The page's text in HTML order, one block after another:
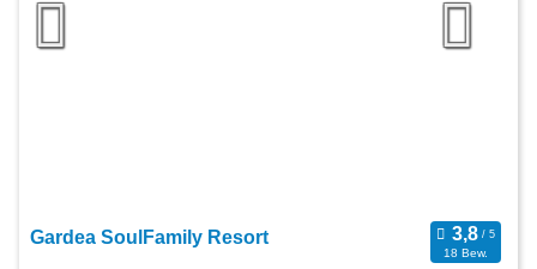
Gardea SoulFamily Resort
18 Bew.